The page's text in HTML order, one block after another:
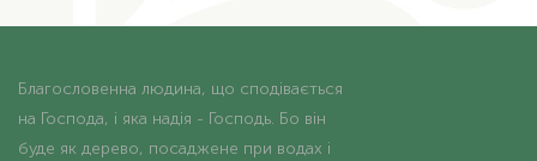
Благословенна людина, що сподівається
на Господа, і яка надія - Господь. Бо він
буде як дерево, посаджене при водах і